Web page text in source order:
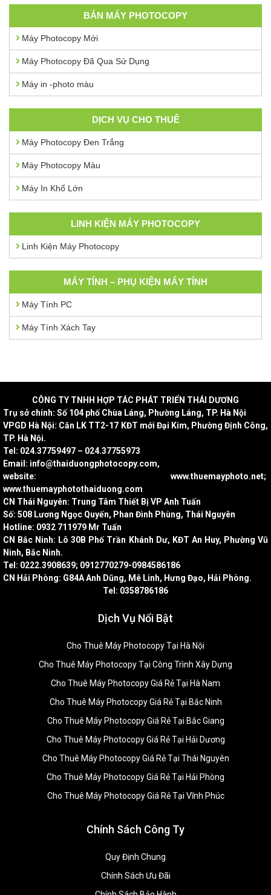
BÁN MÁY PHOTOCOPY
Máy Photocopy Mới
Máy Photocopy Đã Qua Sử Dụng
Máy in -photo màu
DỊCH VỤ CHO THUÊ
Máy Photocopy Đen Trắng
Máy Photocopy Màu
Máy In Khổ Lớn
LINH KIỆN MÁY PHOTOCOPY
Linh Kiện Máy Photocopy
MÁY TÍNH – PHỤ KIỆN MÁY TÍNH
Máy Tính PC
Máy Tính Xách Tay
CÔNG TY TNHH HỢP TÁC PHÁT TRIỂN THÁI DƯƠNG
Trụ sở chính: Số 104 phố Chùa Láng, Phường Láng, TP. Hà Nội
VPGD Hà Nội: Căn LK TT2-17 KĐT mới Đại Kim, Phường Định Công,
TP. Hà Nội.
Tel: 024.37759497 – 024.37755973
Email: info@thaiduongphotocopy.com,
website: www.thuemayphoto.net;
www.thuemayphotothaiduong.com
CN Thái Nguyên: Trung Tâm Thiết Bị VP Anh Tuấn
Số: 508 Lương Ngọc Quyến, Phan Đình Phùng, Thái Nguyên
Hotline: 0932 711979 Mr Tuấn
CN Bắc Ninh: Lô 30B Phố Trần Khánh Dư, KĐT An Huy, Phường Vũ
Ninh, Bắc Ninh.
Tel: 0222.3908639; 0912770279-0984586186
CN Hải Phòng: G84A Anh Dũng, Mê Linh, Hưng Đạo, Hải Phòng.
Tel: 0358786186
Dịch Vụ Nổi Bật
Cho Thuê Máy Photocopy Tại Hà Nội
Cho Thuê Máy Photocopy Tại Công Trình Xây Dựng
Cho Thuê Máy Photocopy Giá Rẻ Tại Hà Nam
Cho Thuê Máy Photocopy Giá Rẻ Tại Bắc Ninh
Cho Thuê Máy Photocopy Giá Rẻ Tại Bắc Giang
Cho Thuê Máy Photocopy Giá Rẻ Tại Hải Dương
Cho Thuê Máy Photocopy Giá Rẻ Tại Thái Nguyên
Cho Thuê Máy Photocopy Giá Rẻ Tại Hải Phòng
Cho Thuê Máy Photocopy Giá Rẻ Tại Vĩnh Phúc
Chính Sách Công Ty
Quy Định Chung
Chính Sách Ưu Đãi